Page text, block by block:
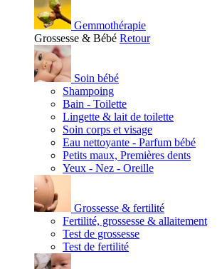
Gemmothérapie
Grossesse & Bébé Retour
Soin bébé
Shampoing
Bain - Toilette
Lingette & lait de toilette
Soin corps et visage
Eau nettoyante - Parfum bébé
Petits maux, Premières dents
Yeux - Nez - Oreille
Grossesse & fertilité
Fertilité, grossesse & allaitement
Test de grossesse
Test de fertilité